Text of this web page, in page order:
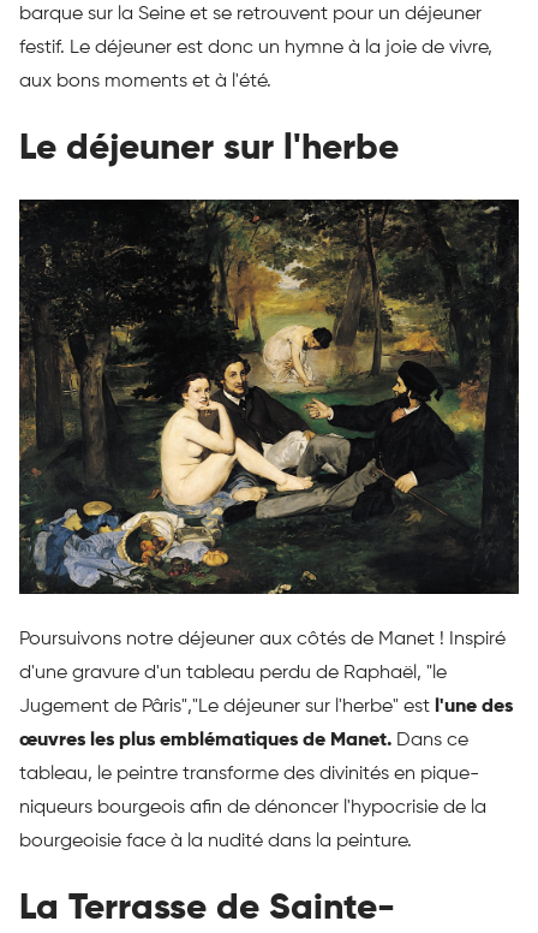
barque sur la Seine et se retrouvent pour un déjeuner
festif. Le déjeuner est donc un hymne à la joie de vivre,
aux bons moments et à l'été.
Le déjeuner sur l'herbe
Poursuivons notre déjeuner aux côtés de Manet ! Inspiré
d'une gravure d'un tableau perdu de Raphaël, "le
Jugement de Pâris","Le déjeuner sur l'herbe" est l'une des
œuvres les plus emblématiques de Manet. Dans ce
tableau, le peintre transforme des divinités en pique-
niqueurs bourgeois afin de dénoncer l'hypocrisie de la
bourgeoisie face à la nudité dans la peinture.
La Terrasse de Sainte-